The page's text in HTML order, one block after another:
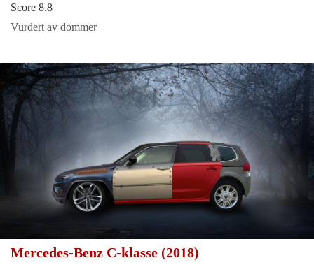
Score 8.8
Vurdert av dommer
Mercedes-Benz C-klasse (2018)